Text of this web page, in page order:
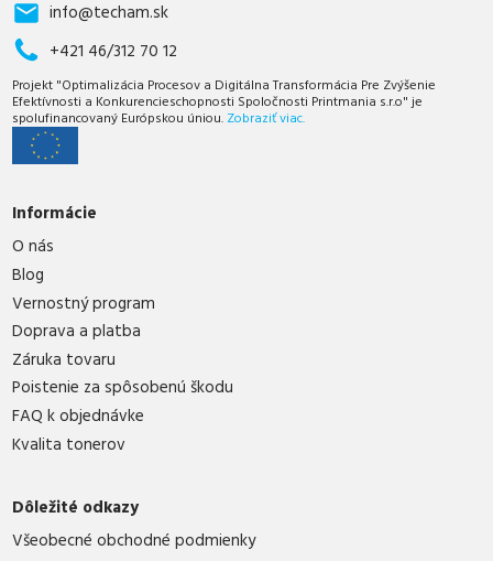
info@techam.sk
+421 46/312 70 12
Projekt "Optimalizácia Procesov a Digitálna Transformácia Pre Zvýšenie
Efektívnosti a Konkurencieschopnosti Spoločnosti Printmania s.r.o" je
spolufinancovaný Európskou úniou. Zobraziť viac.
Informácie
O nás
Blog
Vernostný program
Doprava a platba
Záruka tovaru
Poistenie za spôsobenú škodu
FAQ k objednávke
Kvalita tonerov
Dôležité odkazy
Všeobecné obchodné podmienky